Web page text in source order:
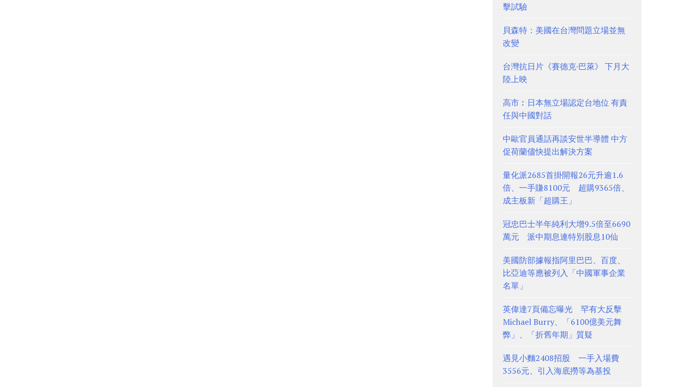
擊試驗
貝森特：美國在台灣問題立場並無
改變
台灣抗日片《賽德克·巴萊》 下月大
陸上映
高市︰日本無立場認定台地位 有責
任與中國對話
中歐官員通話再談安世半導體 中方
促荷蘭儘快提出解決方案
量化派2685首掛開報26元升逾1.6
倍、一手賺8100元 超購9365倍、
成主板新「超購王」
冠忠巴士半年純利大增9.5倍至6690
萬元 派中期息連特別股息10仙
美國防部據報指阿里巴巴、百度、
比亞迪等應被列入「中國軍事企業
名單」
英偉達7頁備忘曝光 罕有大反擊
Michael Burry、「6100億美元舞
弊」、「折舊年期」質疑
遇見小麵2408招股 一手入場費
3556元、引入海底撈等為基投